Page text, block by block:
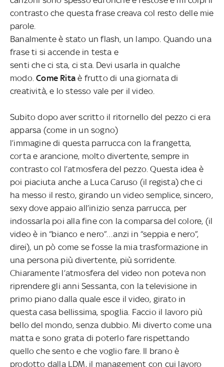
contrasto che questa frase creava col resto delle mie
parole.
Banalmente è stato un flash, un lampo. Quando una
frase ti si accende in testa e
senti che ci sta, ci sta. Devi usarla in qualche
modo.Come Rita è frutto di una giornata di
creatività, e lo stesso vale per il video.
Subito dopo aver scritto il ritornello del pezzo ci era
apparsa (come in un sogno)
l’immagine di questa parrucca con la frangetta,
corta e arancione, molto divertente, sempre in
contrasto col l’atmosfera del pezzo. Questa idea è
poi piaciuta anche a Luca Caruso (il regista) che ci
ha messo il resto, girando un video semplice, sincero,
sexy dove appaio all’inizio senza parrucca, per
indossarla poi alla fine con la comparsa del colore, (il
video è in “bianco e nero”…anzi in “seppia e nero”,
direi), un pò come se fosse la mia trasformazione in
una persona più divertente, più sorridente.
Chiaramente l’atmosfera del video non poteva non
riprendere gli anni Sessanta, con latelevisione in
primo piano dalla quale esce il video, girato in
questa casa bellissima, spoglia. Faccio il lavoro più
bello del mondo, senza dubbio. Mi diverto come una
matta e sono grata di poterlo fare rispettando
quello che sento e che voglio fare. Il brano è
prodotto dalla LDM, il management con cui lavoro